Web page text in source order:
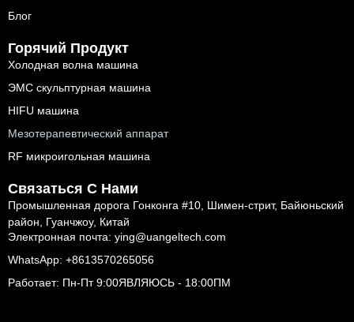
Блог
Горячий Продукт
Холодная волна машина
ЭМС скульптурная машина
HIFU машина
Мезотерапевтический аппарат
RF микроигольная машина
Связаться С Нами
Промышленная дорога Гонконга #10, Шимен-стрит, Байюньский
район, Гуанчжоу, Китай
Электронная почта: ying@uangeltech.com
WhatsApp: +8613570265056
Работает: Пн-Пт 9:00ЯВЛЯЮСЬ - 18:00ПМ